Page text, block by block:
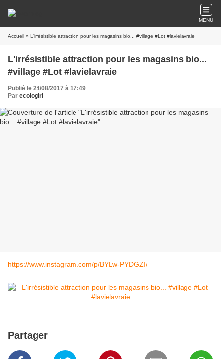
MENU
Accueil » L'irrésistible attraction pour les magasins bio... #village #Lot #lavielavraie
L'irrésistible attraction pour les magasins bio...
#village #Lot #lavielavraie
Publié le 24/08/2017 à 17:49
Par ecologirl
https://www.instagram.com/p/BYLw-PYDGZI/
Partager